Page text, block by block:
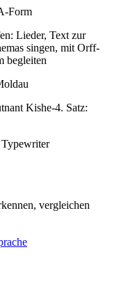
Form
Lieder, Text zur
singen, mit Orff-
begleiten
Kishe-4. Satz:
vergleichen